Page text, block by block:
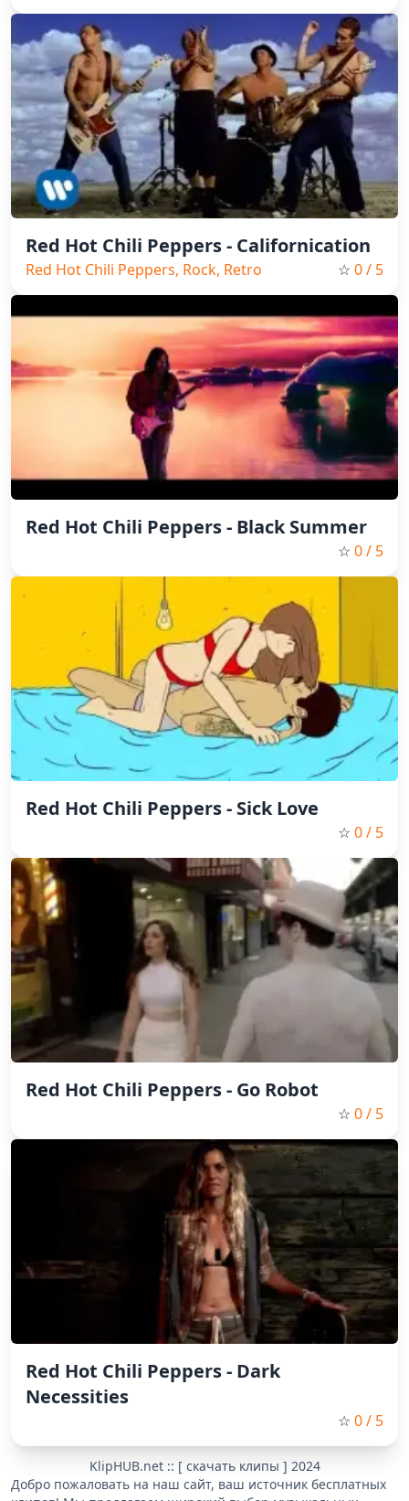
Red Hot Chili Peppers - Californication
Red Hot Chili Peppers, Rock, Retro ☆ 0/ 5
Red Hot Chili Peppers - Black Summer
☆ 0/ 5
Red Hot Chili Peppers - Sick Love
☆ 0/ 5
Red Hot Chili Peppers - Go Robot
☆ 0/ 5
Red Hot Chili Peppers - Dark
Necessities
☆ 0/ 5
KlipHUB.net :: [ скачать клипы ] 2024
Добро пожаловать на наш сайт, ваш источник бесплатных